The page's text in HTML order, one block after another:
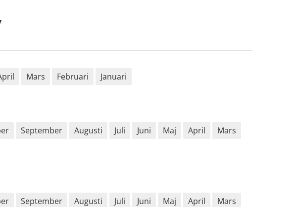
Mars Februari Januari
September Augusti Juli Juni Maj April
Mars
September Augusti Juli Juni Maj April
Mars